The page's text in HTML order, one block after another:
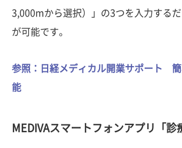
3,000mから選択）」の3つを入力する
が可能です。
参照：日経メディカル開業サポート
能
MEDIVAスマートフォンアプリ「診